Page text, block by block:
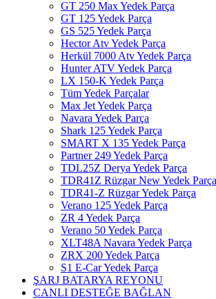
GT 250 Max Yedek Parça
GT 125 Yedek Parça
GS 525 Yedek Parça
Hector Atv Yedek Parça
Herkül 7000 Atv Yedek Parça
Hunter ATV Yedek Parça
LX 150-K Yedek Parça
Tüm Yedek Parçalar
Max Jet Yedek Parça
Navara Yedek Parça
Shark 125 Yedek Parça
SMART X 135 Yedek Parça
Partner 249 Yedek Parça
TDL25Z Derya Yedek Parça
TDR41Z Rüzgar New Yedek Parça
TDR41-Z Rüzgar Yedek Parça
Verano 125 Yedek Parça
ZR 4 Yedek Parça
Verano 50 Yedek Parça
XLT48A Navara Yedek Parça
ZRX 200 Yedek Parça
S1 E-Car Yedek Parça
ŞARJ BATARYA REYONU
CANLI DESTEĞE BAĞLAN